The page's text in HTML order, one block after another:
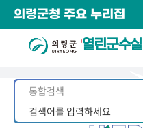
의령군청 주요 누리집
열린군수실